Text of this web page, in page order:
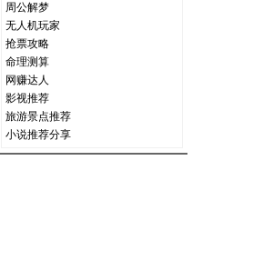
周公解梦
无人机玩家
抢票攻略
命理测算
网赚达人
影视推荐
旅游景点推荐
小说推荐分享